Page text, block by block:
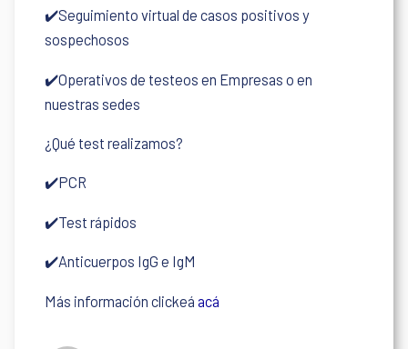
✔️Seguimiento virtual de casos positivos y
sospechosos
✔️Operativos de testeos en Empresas o en
nuestras sedes
¿Qué test realizamos?
✔️PCR
✔️Test rápidos
✔️Anticuerpos IgG e IgM
Más información clickeáacá